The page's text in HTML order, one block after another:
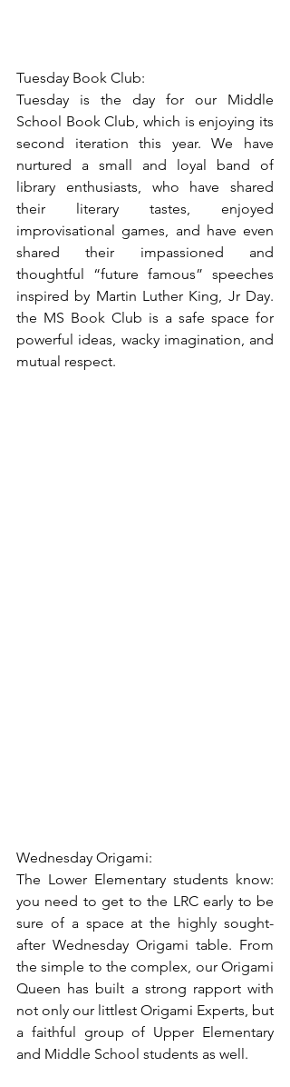
Tuesday Book Club:
Tuesday is the day for our Middle
School Book Club, which is enjoying its
second iteration this year. We have
nurtured a small and loyal band of
library enthusiasts, who have shared
their literary tastes, enjoyed
improvisational games, and have even
shared their impassioned and
thoughtful “future famous” speeches
inspired by Martin Luther King, Jr Day.
the MS Book Club is a safe space for
powerful ideas, wacky imagination, and
mutual respect.
Wednesday Origami:
The Lower Elementary students know:
you need to get to the LRC early to be
sure of a space at the highly sought-
after Wednesday Origami table. From
the simple to the complex, our Origami
Queen has built a strong rapport with
not only our littlest Origami Experts, but
a faithful group of Upper Elementary
and Middle School students as well.